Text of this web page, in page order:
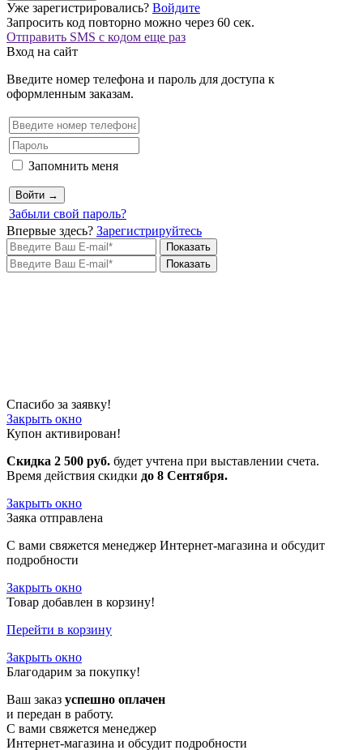
Уже зарегистрировались? Войдите
Запросить код повторно можно через 60 сек.
Отправить SMS с кодом еще раз
Вход на сайт
Введите номер телефона и пароль для доступа к
оформленным заказам.
Запомнить меня
Войти →
Забыли свой пароль?
Впервые здесь? Зарегистрируйтесь
Показать
Показать
Спасибо за заявку!
Закрыть окно
Купон активирован!
Скидка 2 500 руб. будет учтена при выставлении счета.
Время действия скидки до 8 Сентября.
Закрыть окно
Заяка отправлена
С вами свяжется менеджер Интернет-магазина и обсудит
подробности
Закрыть окно
Товар добавлен в корзину!
Перейти в корзину
Закрыть окно
Благодарим за покупку!
Ваш заказ успешно оплачен
и передан в работу.
С вами свяжется менеджер
Интернет-магазина и обсудит подробности